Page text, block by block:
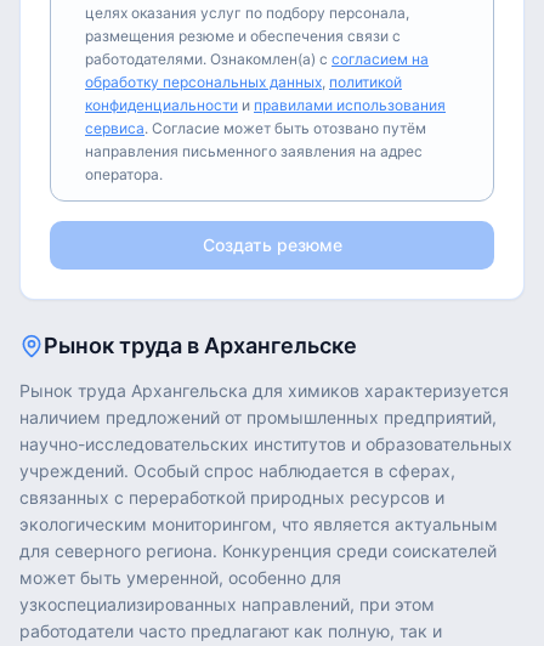
целях оказания услуг по подбору персонала,
размещения резюме и обеспечения связи с
работодателями. Ознакомлен(а) с согласием на
обработку персональных данных, политикой
конфиденциальности и правилами использования
сервиса. Согласие может быть отозвано путём
направления письменного заявления на адрес
оператора.
Создать резюме
Рынок труда в Архангельске
Рынок труда Архангельска для химиков характеризуется
наличием предложений от промышленных предприятий,
научно-исследовательских институтов и образовательных
учреждений. Особый спрос наблюдается в сферах,
связанных с переработкой природных ресурсов и
экологическим мониторингом, что является актуальным
для северного региона. Конкуренция среди соискателей
может быть умеренной, особенно для
узкоспециализированных направлений, при этом
работодатели часто предлагают как полную, так и